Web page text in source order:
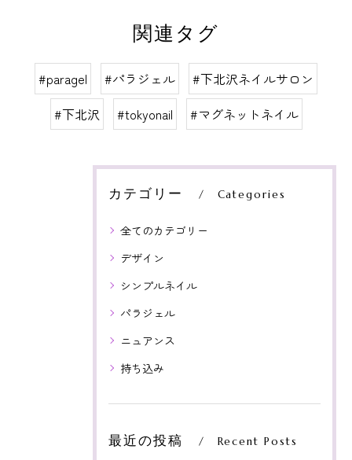
関連タグ
#paragel #パラジェル
#下北沢ネイルサロン
#下北沢
#tokyonail #マグネットネイル
カテゴリー Categories
全てのカテゴリー
デザイン
シンプルネイル
パラジェル
ニュアンス
持ち込み
最近の投稿 Recent Posts